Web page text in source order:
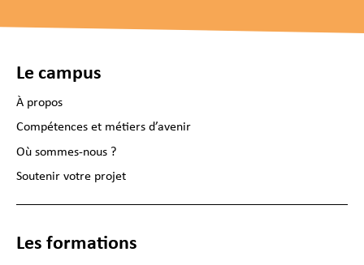
Le campus
À propos
Compétences et métiers d’avenir
Où sommes-nous ?
Soutenir votre projet
Les formations